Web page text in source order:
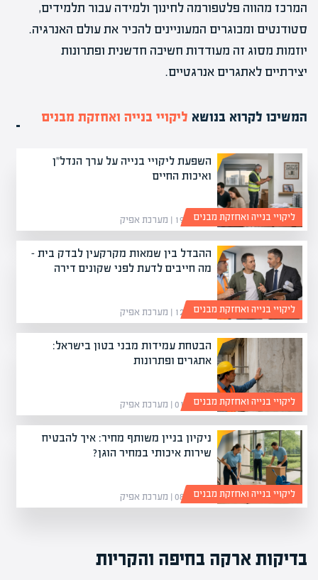
המרכז מהווה פלטפורמה לחינוך ולמידה עבור תלמידים,
סטודנטים ומבוגרים המעוניינים להכיר את עולם האנרגיה.
יוזמות מסוג זה מעודדות חשיבה חדשנית ופתרונות
יצירתיים לאתגרים אנרגטיים.
המשיכו לקרוא בנושא ליקויי בנייה ואחזקת מבנים
השפעת ליקויי בנייה על ערך הנדל"ן
ואיכות החיים
19/05/26 | מערכת אפיקליקויי בנייה ואחזקת מבנים
ההבדל בין שמאות מקרקעין לבדק בית –
מה חייבים לדעת לפני שקונים דירה
12/04/26 | מערכת אפיקליקויי בנייה ואחזקת מבנים
הבטחת עמידות מבני בטון בישראל:
אתגרים ופתרונות
01/03/26 | מערכת אפיקליקויי בנייה ואחזקת מבנים
ניקיון בניין משותף מחיר: איך להבטיח
שירות איכותי במחיר הוגן?
08/02/26 | מערכת אפיקליקויי בנייה ואחזקת מבנים
בדיקות ארקה בחיפה והקריות